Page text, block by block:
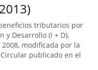
tributarios por
y Desarrollo (I + D),
modificada por la
Circular publicado en el